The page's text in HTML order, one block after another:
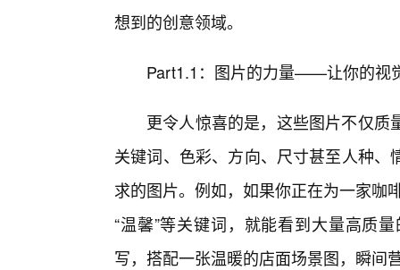
想到的创意领域。
Part1.1：图片的力量——让你的视
更令人惊喜的是，这些图片不仅
关键词、色彩、方向、尺寸甚至人种
求的图片。例如，如果你正在为一家咖
“温馨”等关键词，就能看到大量高质
写，搭配一张温暖的店面场景图，瞬间